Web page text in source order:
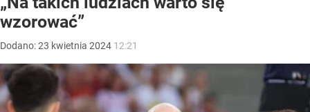
wzorować”
Dodano:23 kwietnia 2024 12:21